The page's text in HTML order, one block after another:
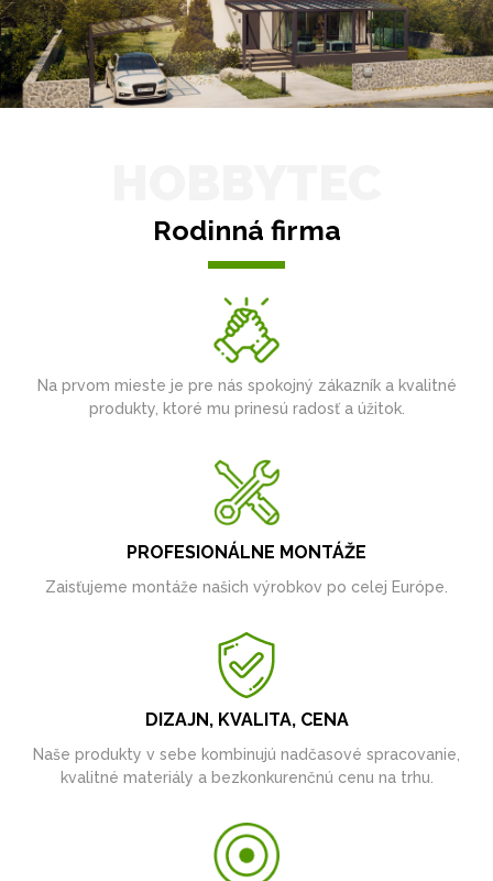
Rodinná firma
Na prvom mieste je pre nás spokojný zákazník a kvalitné
produkty, ktoré mu prinesú radosť a úžitok.
PROFESIONÁLNE MONTÁŽE
Zaisťujeme montáže našich výrobkov po celej Európe.
DIZAJN, KVALITA, CENA
Naše produkty v sebe kombinujú nadčasové spracovanie,
kvalitné materiály a bezkonkurenčnú cenu na trhu.